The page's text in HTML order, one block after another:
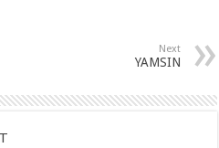
Next
YAMSIN